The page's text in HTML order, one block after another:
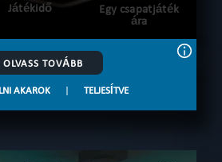
Játékidő
Egy csapatjáték
ára
OLVASS TOVÁBB
AKAROK | TELJESÍTVE